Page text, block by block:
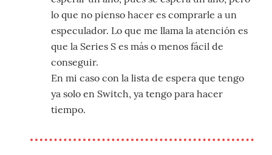
lo que no pienso hacer es comprarle a un
especulador. Lo que me llama la atención es
que la Series S es más o menos fácil de
conseguir.
En mi caso con la lista de espera que tengo
ya solo en Switch, ya tengo para hacer
tiempo.